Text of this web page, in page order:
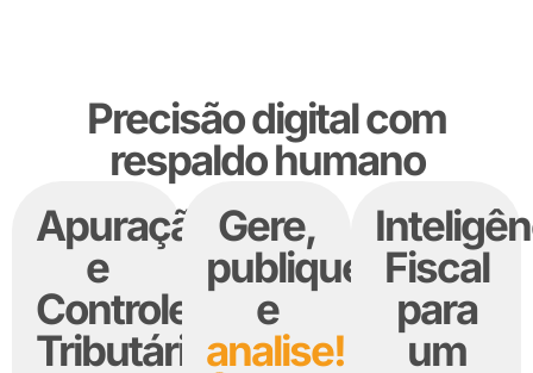
Precisão digital com
respaldo humano
Apuração
e
Controle
Tributário
Gere,
publique
e
analise!
Fiscal
para
um